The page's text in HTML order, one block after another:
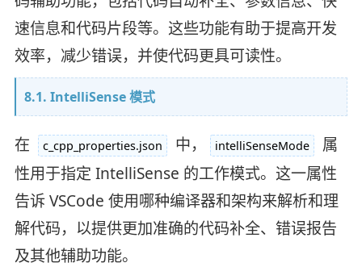
速信息和代码片段等。这些功能有助于提高开发
效率，减少错误，并使代码更具可读性。
8.1. IntelliSense 模式
在 c_cpp_properties.json 中， intelliSenseMode
属
性用于指定 IntelliSense 的工作模式。这一属性
告诉 VSCode 使用哪种编译器和架构来解析和理
解代码，以提供更加准确的代码补全、错误报告
及其他辅助功能。